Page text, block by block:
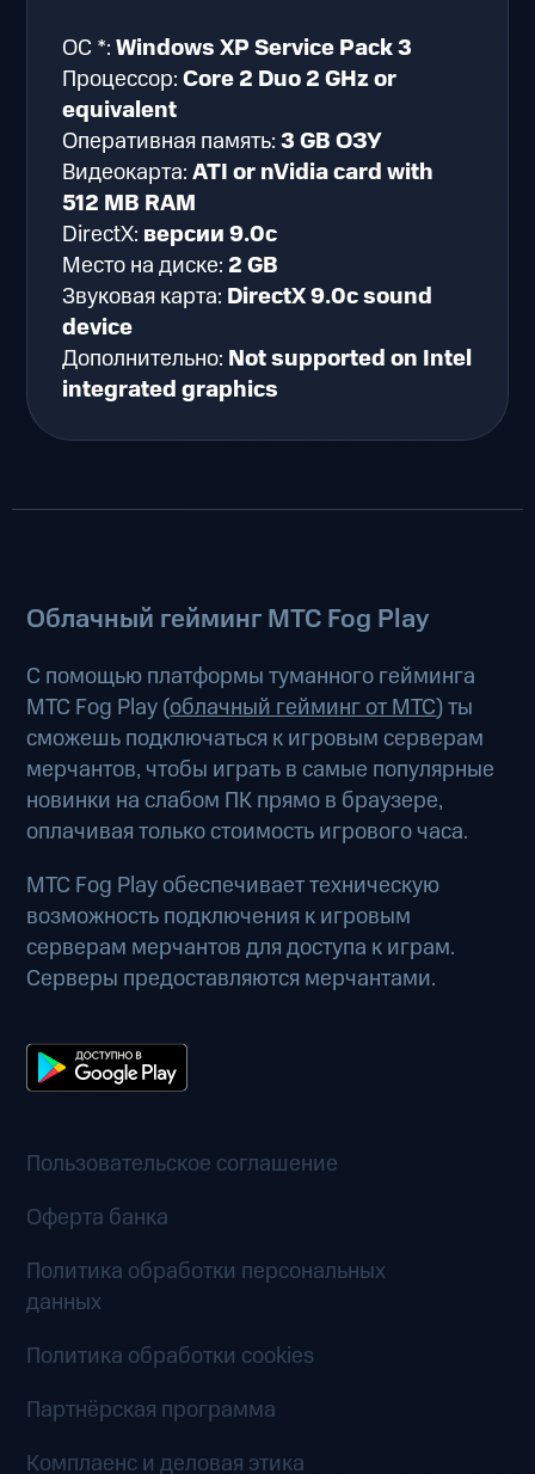
ОС *:Windows XP Service Pack 3
Процессор:Core 2 Duo 2 GHz or
equivalent
Оперативная память:3 GB ОЗУ
Видеокарта:ATI or nVidia card with
512 MB RAM
DirectX: версии 9.0c
Место на диске: 2 GB
Звуковая карта: DirectX 9.0c sound
device
Дополнительно: Not supported on Intel
integrated graphics
Облачный гейминг МТС Fog Play
С помощью платформы туманного гейминга
МТС Fog Play (облачный гейминг от МТС) ты
сможешь подключаться к игровым серверам
мерчантов, чтобы играть в самые популярные
новинки на слабом ПК прямо в браузере,
оплачивая только стоимость игрового часа.
МТС Fog Play обеспечивает техническую
возможность подключения к игровым
серверам мерчантов для доступа к играм.
Серверы предоставляются мерчантами.
Пользовательское соглашение
Оферта банка
Политика обработки персональных
данных
Политика обработки cookies
Партнёрская программа
Комплаенс и деловая этика